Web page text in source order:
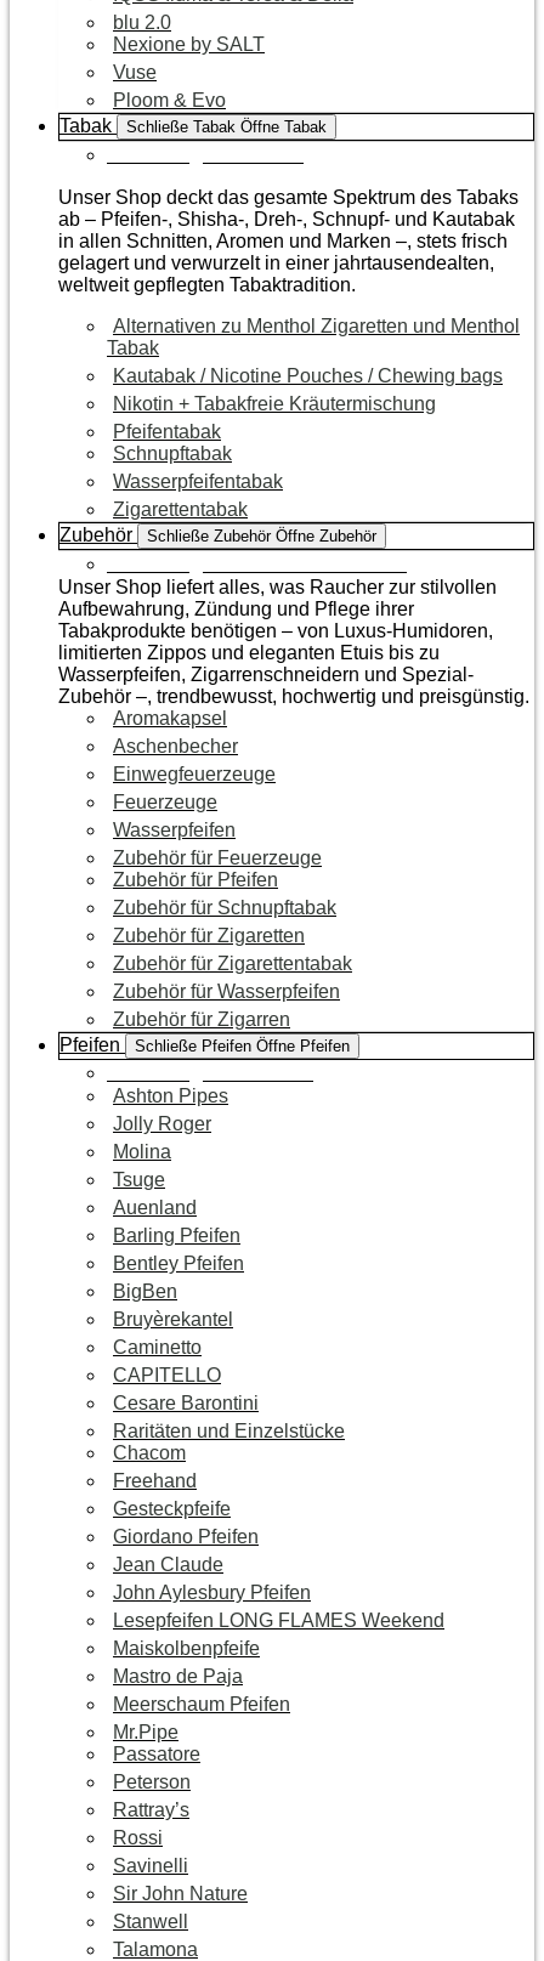
blu 2.0
Nexione by SALT
Vuse
Ploom & Evo
Tabak
Schließe Tabak Öffne Tabak
Unser Shop deckt das gesamte Spektrum des Tabaks
ab – Pfeifen-, Shisha-, Dreh-, Schnupf- und Kautabak
in allen Schnitten, Aromen und Marken –, stets frisch
gelagert und verwurzelt in einer jahrtausendealten,
weltweit gepflegten Tabaktradition.
Alternativen zu Menthol Zigaretten und Menthol
Tabak
Kautabak / Nicotine Pouches / Chewing bags
Nikotin + Tabakfreie Kräutermischung
Pfeifentabak
Schnupftabak
Wasserpfeifentabak
Zigarettentabak
Zubehör
Schließe Zubehör Öffne Zubehör
Unser Shop liefert alles, was Raucher zur stilvollen
Aufbewahrung, Zündung und Pflege ihrer
Tabakprodukte benötigen – von Luxus-Humidoren,
limitierten Zippos und eleganten Etuis bis zu
Wasserpfeifen, Zigarrenschneidern und Spezial-
Zubehör –, trendbewusst, hochwertig und preisgünstig.
Aromakapsel
Aschenbecher
Einwegfeuerzeuge
Feuerzeuge
Wasserpfeifen
Zubehör für Feuerzeuge
Zubehör für Pfeifen
Zubehör für Schnupftabak
Zubehör für Zigaretten
Zubehör für Zigarettentabak
Zubehör für Wasserpfeifen
Zubehör für Zigarren
Pfeifen
Schließe Pfeifen Öffne Pfeifen
Ashton Pipes
Jolly Roger
Molina
Tsuge
Auenland
Barling Pfeifen
Bentley Pfeifen
BigBen
Bruyèrekantel
Caminetto
CAPITELLO
Cesare Barontini
Raritäten und Einzelstücke
Chacom
Freehand
Gesteckpfeife
Giordano Pfeifen
Jean Claude
John Aylesbury Pfeifen
Lesepfeifen LONG FLAMES Weekend
Maiskolbenpfeife
Mastro de Paja
Meerschaum Pfeifen
Mr.Pipe
Passatore
Peterson
Rattray’s
Rossi
Savinelli
Sir John Nature
Stanwell
Talamona